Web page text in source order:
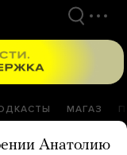
МАГАЗ
Анатолию